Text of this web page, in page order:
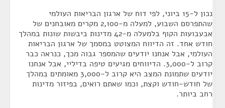
נכון ל-15 ביוני, לפי דוח של ארגון הבריאות העולמי
שהתפרסם השבוע, למעלה מ-2,100 מקרים מאובחנים של
אבעבועות הקוף בלמעלה מ-42 מדינות ביבשות שונות במהלך
חודש אחד. זה הדיווח המצוטט במסמך של ארגון הבריאות
העולמי, אבל אנחנו יודעים שהמספר גבוה מכך, כנראה כבר
קרוב ל-3,000. הדיווחים מגיעים טיפה בדיליי, אבל אנחנו
יודעים שתמונת המצב היא קרוב ל-3,000 מאומתים במהלך
של חודש-חודש וקצת, וכמו שאתם רואים, בפיזור מדינות
רחב ביותר.